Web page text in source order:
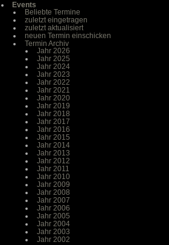
Events
Beliebte Termine
zuletzt eingetragen
zuletzt aktualisiert
neuen Termin einschicken
Termin Archiv
Jahr 2026
Jahr 2025
Jahr 2024
Jahr 2023
Jahr 2022
Jahr 2021
Jahr 2020
Jahr 2019
Jahr 2018
Jahr 2017
Jahr 2016
Jahr 2015
Jahr 2014
Jahr 2013
Jahr 2012
Jahr 2011
Jahr 2010
Jahr 2009
Jahr 2008
Jahr 2007
Jahr 2006
Jahr 2005
Jahr 2004
Jahr 2003
Jahr 2002